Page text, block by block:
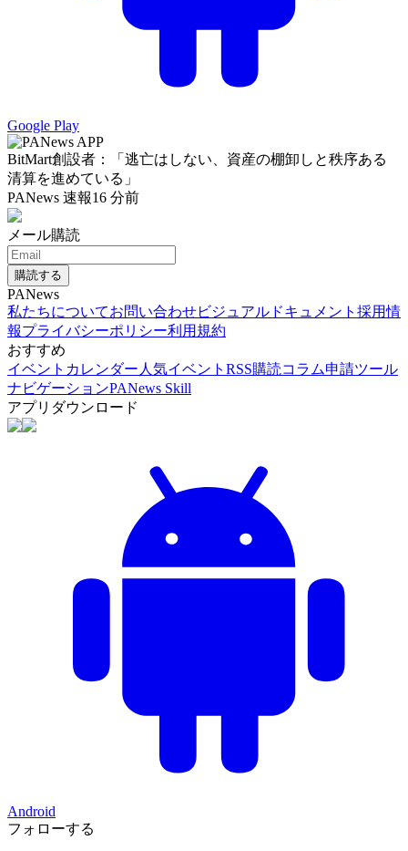
Google Play
BitMart創設者：「逃亡はしない、資産の棚卸しと秩序ある
清算を進めている」
PANews 速報16 分前
メール購読
購読する
PANews
私たちについてお問い合わせビジュアルドキュメント 採用情
報プライバシーポリシー利用規約
おすすめ
イベントカレンダー 人気イベント RSS購読コラム申請ツール
ナビゲーションPANews Skill
アプリダウンロード
Android
フォローする